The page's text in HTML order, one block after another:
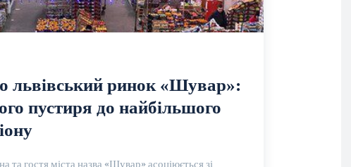
львівський ринок «Шувар»:
пустиря до найбільшого
та гостя міста назва «Шувар» асоціюється зі